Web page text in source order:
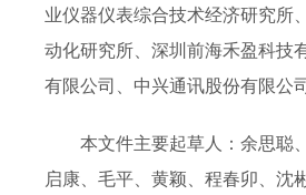
业仪器仪表综合技术经济研究所
动化研究所、深圳前海禾盈科技
有限公司、中兴通讯股份有限公司
本文件主要起草人：余思聪
启康、毛平、黄颖、程春卯、沈